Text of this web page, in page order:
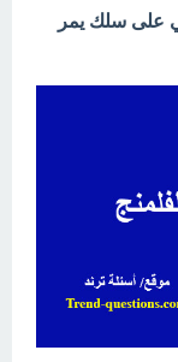
على سلك يمر